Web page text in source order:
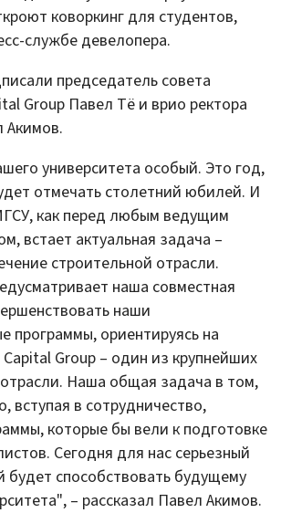
коворкинг для студентов,
службе девелопера.
председатель совета
Group Павел Тё и врио ректора
университета особый. Это год,
отмечать столетний юбилей. И
как перед любым ведущим
встает актуальная задача –
строительной отрасли.
наша совместная
наши
программы, ориентируясь на
Group – один из крупнейших
Наша общая задача в том,
вступая в сотрудничество,
которые бы вели к подготовке
Сегодня для нас серьезный
будет способствовать будущему
– рассказал Павел Акимов.